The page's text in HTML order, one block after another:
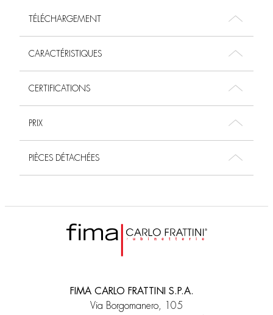
TÉLÉCHARGEMENT
CARACTÉRISTIQUES
CERTIFICATIONS
PRIX
PIÈCES DÉTACHÉES
FIMA CARLO FRATTINI S.P.A.
Via Borgomanero, 105